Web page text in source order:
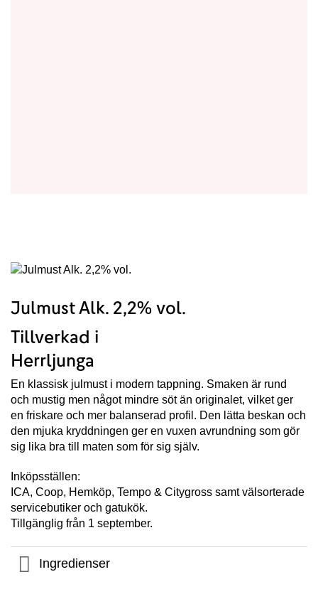
Julmust Alk. 2,2% vol.
Tillverkad i
Herrljunga
En klassisk julmust i modern tappning. Smaken är rund
och mustig men något mindre söt än originalet, vilket ger
en friskare och mer balanserad profil. Den lätta beskan och
den mjuka kryddningen ger en vuxen avrundning som gör
sig lika bra till maten som för sig själv.
Inköpsställen:
ICA, Coop, Hemköp, Tempo & Citygross samt välsorterade
servicebutiker och gatukök.
Tillgänglig från 1 september.
Ingredienser